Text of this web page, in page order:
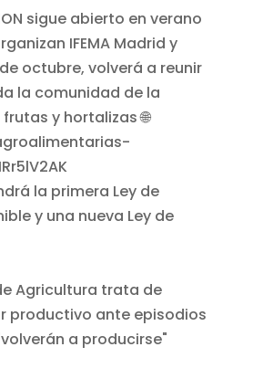
la primera Ley de
y una nueva Ley de
Agricultura trata de
productivo ante episodios
a producirse"